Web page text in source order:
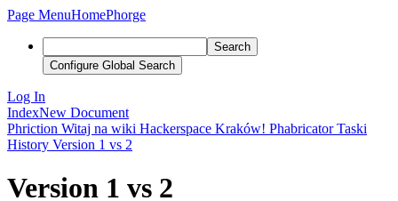
Page MenuHomePhorge
Search
Configure Global Search
Log In
IndexNew Document
Phriction Witaj na wiki Hackerspace Kraków! Phabricator Taski
History Version 1 vs 2
Version 1 vs 2